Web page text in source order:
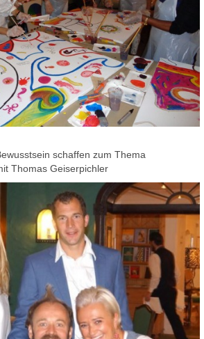
schaffen zum Thema
Thomas Geiserpichler